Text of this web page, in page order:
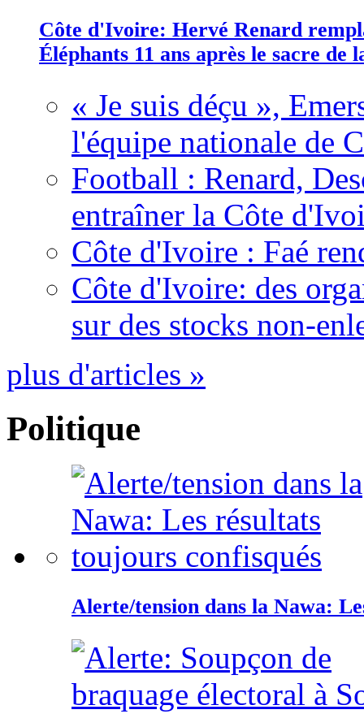
Côte d'Ivoire: Hervé Renard
Éléphants 11 ans après le sacre de
« Je suis déçu »,
l'équipe nationale de
Football : Renard,
entraîner la Côte
Côte d'Ivoire : Faé
Côte d'Ivoire: des
sur des stocks non-
plus d'articles »
Politique
Alerte/tension dans la Nawa: